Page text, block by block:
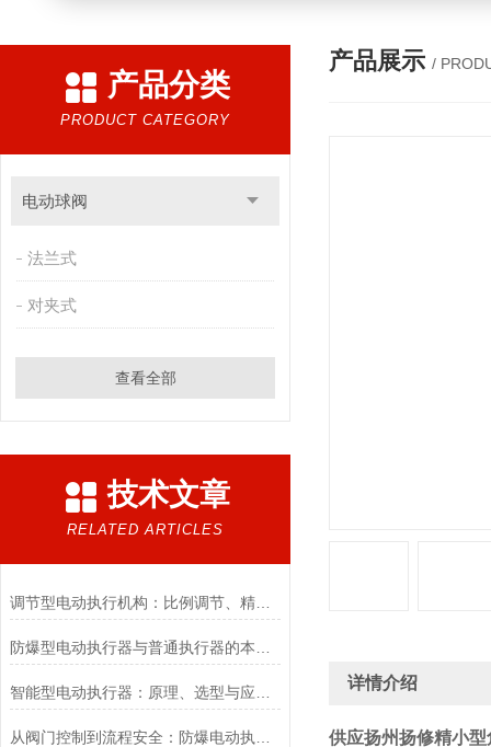
产品分类
PRODUCT CATEGORY
电动球阀
法兰式
对夹式
查看全部
技术文章
RELATED ARTICLES
调节型电动执行机构：比例调节、精度控制要点
产品展示 /
详情介绍
供应扬州扬修精小